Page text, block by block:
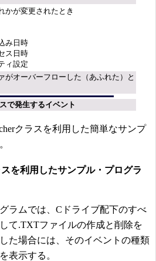
かが変更されたとき
み日時
ス日時
ィ設定
がオーバーフローした（あふれた）と
で発生するイベント
クラスを利用した簡単なサンプ
を利用したサンプル・プログラ
ラムでは、Cドライブ配下のすべ
て.TXTファイルの作成と削除を
た場合には、そのイベントの種類
表示する。